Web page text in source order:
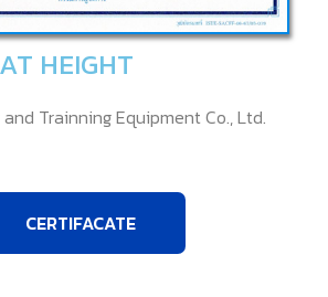
HEIGHT
Trainning Equipment Co., Ltd.
CERTIFACATE